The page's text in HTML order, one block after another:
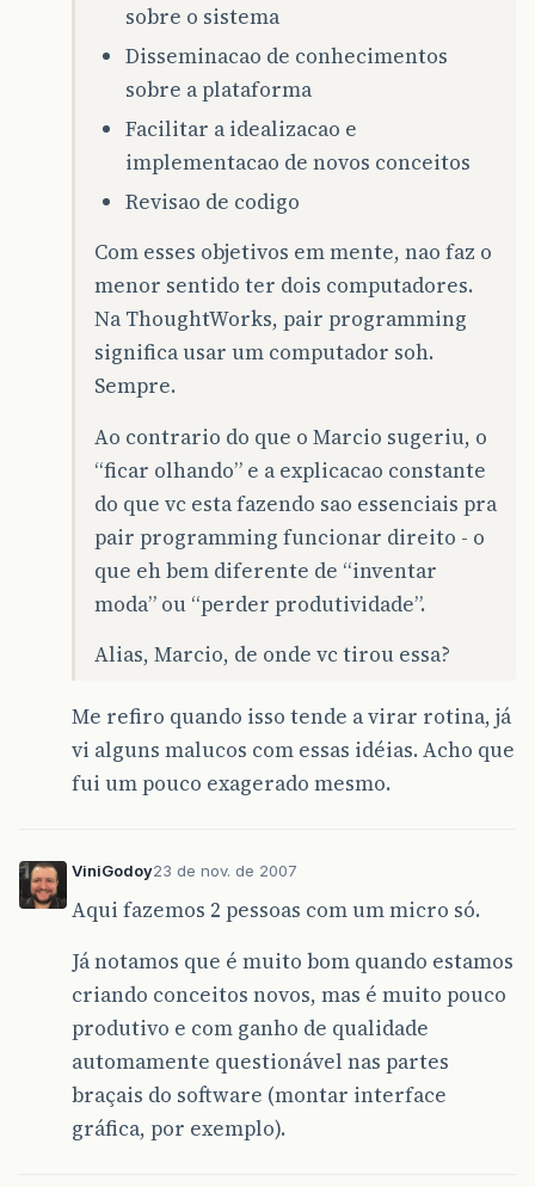
sobre o sistema
Disseminacao de conhecimentos
sobre a plataforma
Facilitar a idealizacao e
implementacao de novos conceitos
Revisao de codigo
Com esses objetivos em mente, nao faz o
menor sentido ter dois computadores.
Na ThoughtWorks, pair programming
significa usar um computador soh.
Sempre.
Ao contrario do que o Marcio sugeriu, o
“ficar olhando” e a explicacao constante
do que vc esta fazendo sao essenciais pra
pair programming funcionar direito - o
que eh bem diferente de “inventar
moda” ou “perder produtividade”.
Alias, Marcio, de onde vc tirou essa?
Me refiro quando isso tende a virar rotina, já
vi alguns malucos com essas idéias. Acho que
fui um pouco exagerado mesmo.
ViniGodoy23 de nov. de 2007
Aqui fazemos 2 pessoas com um micro só.
Já notamos que é muito bom quando estamos
criando conceitos novos, mas é muito pouco
produtivo e com ganho de qualidade
automamente questionável nas partes
braçais do software (montar interface
gráfica, por exemplo).